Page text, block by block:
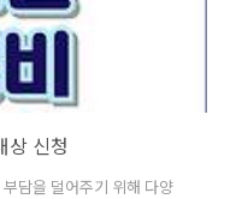
상 신청
담을 덜어주기 위해 다양